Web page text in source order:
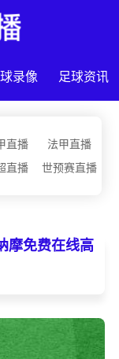
录像 足球资讯
直播
法甲直播
直播 世预赛直播
摩免费在线高